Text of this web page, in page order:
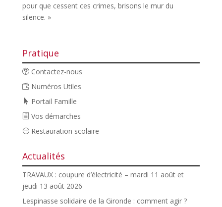
pour que cessent ces crimes, brisons le mur du
silence. »
Pratique
Contactez-nous
Numéros Utiles
Portail Famille
Vos démarches
Restauration scolaire
Actualités
TRAVAUX : coupure d’électricité – mardi 11 août et
jeudi 13 août 2026
Lespinasse solidaire de la Gironde : comment agir ?